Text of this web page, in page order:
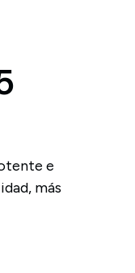
e
más